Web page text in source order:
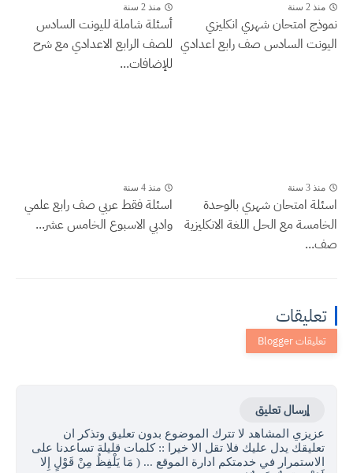
منذ 2 سنة
نموذج امتحان شهري انكليزي
اليونت السادس صف رابع اعدادي
منذ 2 سنة
أسئلة شاملة لليونت السادس
للصف الرابع الاعدادي مع شرح
للإضافات...
منذ 3 سنة
اسئلة امتحان شهري بالوحدة
الخامسة مع الحل اللغة الانكليزية
صف...
منذ 4 سنة
اسئلة فقط عربي صف رابع علمي
وادبي الاسبوع الخامس عشر...
تعليقات
إرسال تعليق
عزيزي المشاهد لا تترك الموضوع بدون تعليق وتذكر ان
تعليقك يدل عليك فلا تقل الا خيرا :: كلمات قليلة تساعدنا على
الاستمرار في خدمتكم ادارة الموقع ... ( مَا يَلْفِظُ مِنْ قَوْلٍ إِلا